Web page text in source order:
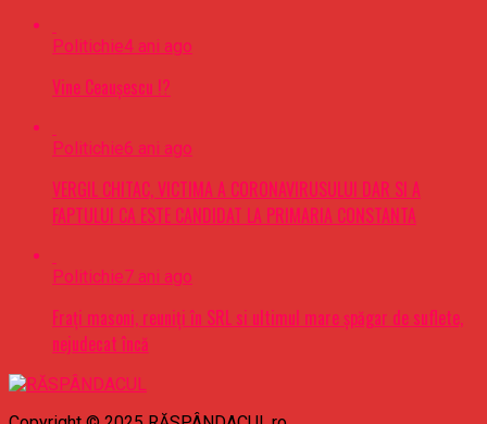
Politichie4 ani ago
Vine Ceaușescu !?
Politichie6 ani ago
VERGIL CHITAC, VICTIMA A CORONAVIRUSULUI DAR SI A
FAPTULUI CA ESTE CANDIDAT LA PRIMARIA CONSTANTA
Politichie7 ani ago
Frați masoni, reuniți în SRL si ultimul mare șpăgar de suflete,
nejudecat încă